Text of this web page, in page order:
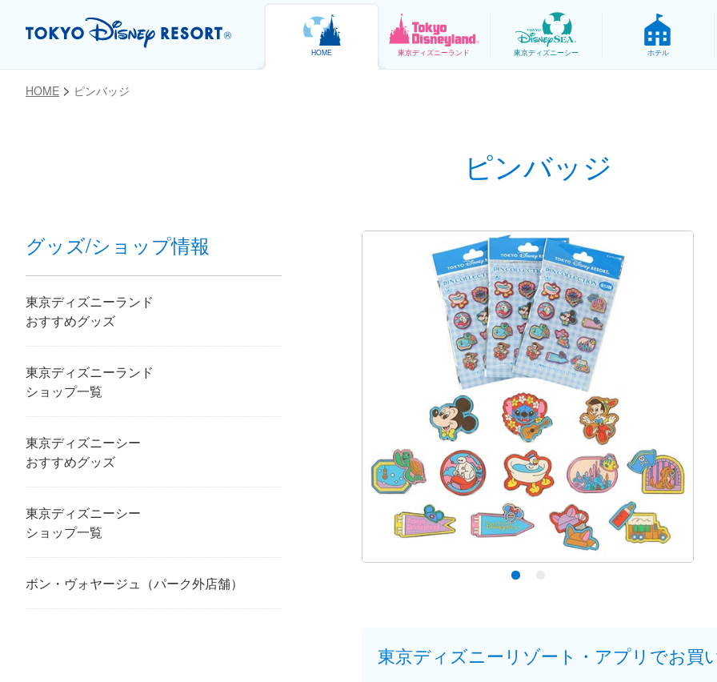
HOME 東京ディズニーランド 東京ディズニーシー ホテル
HOME ピンバッジ
ピンバッジ
東京ディズニーリゾート・アプリでお買
グッズ/ショップ情報
東京ディズニーランド
おすすめグッズ
東京ディズニーランド
ショップ一覧
東京ディズニーシー
おすすめグッズ
東京ディズニーシー
ショップ一覧
ボン・ヴォヤージュ（パーク外店舗）